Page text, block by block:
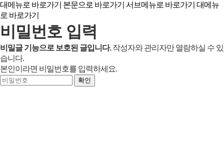
대메뉴로 바로가기 본문으로 바로가기 서브메뉴로 바로가기 대메뉴
로 바로가기
비밀번호 입력
비밀글 기능으로 보호된 글입니다.작성자와 관리자만 열람하실 수 있
습니다.
본인이라면 비밀번호를 입력하세요.